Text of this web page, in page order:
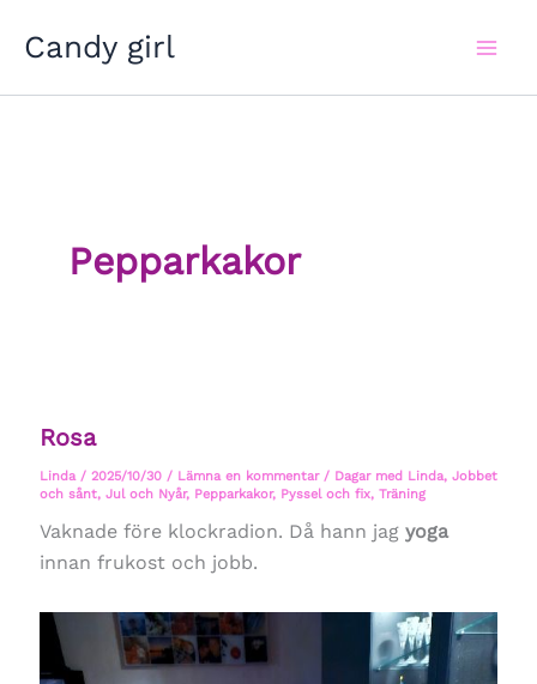
Candy girl
Pepparkakor
Rosa
Linda / 2025/10/30 / Lämna en kommentar / Dagar med Linda, Jobbet
och sånt, Jul och Nyår, Pepparkakor, Pyssel och fix, Träning
Vaknade före klockradion. Då hann jag yoga
innan frukost och jobb.